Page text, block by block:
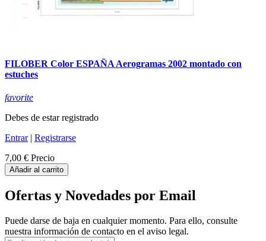
FILOBER Color ESPAÑA Aerogramas 2002 montado con
estuches
favorite
Debes de estar registrado
Entrar| Registrarse
7,00 € Precio
Añadir al carrito
Ofertas y Novedades por Email
Puede darse de baja en cualquier momento. Para ello, consulte
nuestra información de contacto en el aviso legal.